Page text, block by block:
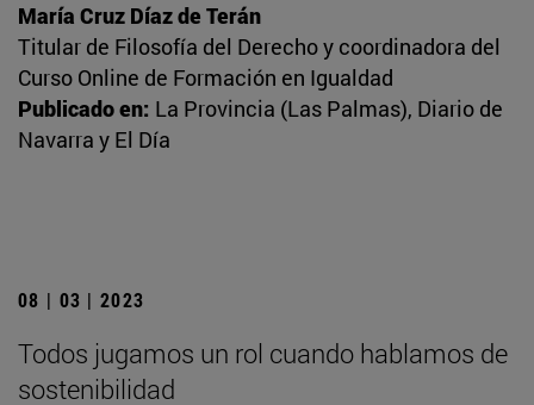
María Cruz Díaz de Terán
Titular de Filosofía del Derecho y coordinadora del
Curso Online de Formación en Igualdad
Publicado en: La Provincia (Las Palmas), Diario de
Navarra y El Día
08 | 03 | 2023
Todos jugamos un rol cuando hablamos de
sostenibilidad